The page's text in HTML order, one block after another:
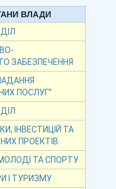
ВЛАДИ
ЗАБЕЗПЕЧЕННЯ
ПОСЛУГ”
ІНВЕСТИЦІЙ ТА
ПРОЕКТІВ
ТА СПОРТУ
І ТУРИЗМУ